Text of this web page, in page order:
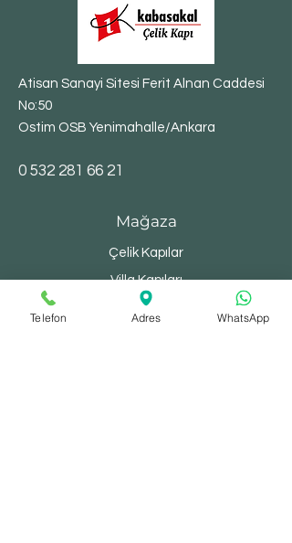
Atisan Sanayi Sitesi Ferit Alnan Caddesi
No:50
Ostim OSB Yenimahalle/Ankara
​0 532 281 66 21
Mağaza
Çelik Kapılar
Villa Kapıları
Bina Kapıları
Telefon Adres WhatsApp